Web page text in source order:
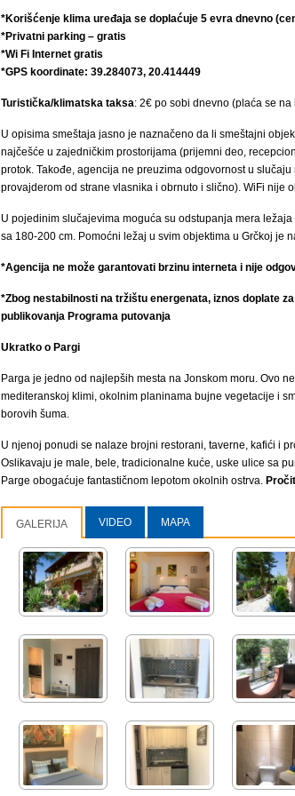
*Korišćenje klima uređaja se doplaćuje 5 evra dnevno
*Privatni parking – gratis
*Wi Fi Internet gratis
*GPS koordinate: 39.284073, 20.414449
Turistička/klimatska taksa: 2€ po sobi dnevno (plaća se
U opisima smeštaja jasno je naznačeno da li smeštajni
najčešće u zajedničkim prostorijama (prijemni deo,
protok. Takođe, agencija ne preuzima odgovornost u
provajderom od strane vlasnika i obrnuto i slično). WiFi nije
U pojedinim slučajevima moguća su odstupanja mera
sa 180-200 cm. Pomoćni ležaj u svim objektima u Grčkoj je
*Agencija ne može garantovati brzinu interneta i nije
*Zbog nestabilnosti na tržištu energenata, iznos doplate
publikovanja Programa putovanja
Ukratko o Pargi
Parga je jedno od najlepših mesta na Jonskom moru. Ovo
mediteranskoj klimi, okolnim planinama bujne vegetacije i
borovih šuma.
U njenoj ponudi se nalaze brojni restorani, taverne, kafići i
Oslikavaju je male, bele, tradicionalne kuće, uske ulice sa
Parge obogaćuje fantastičnom lepotom okolnih ostrva.
GALERIJA VIDEO MAPA